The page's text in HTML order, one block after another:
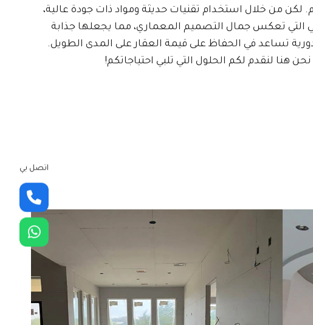
من خلال استخدام تقنيات حديثة ومواد ذات جودة عالية،
التي تعكس جمال التصميم المعماري، مما يجعلها جذابة
تساعد في الحفاظ على قيمة العقار على المدى الطويل.
هنا لنقدم لكم الحلول التي تلبي احتياجاتكم!
اتصل بي